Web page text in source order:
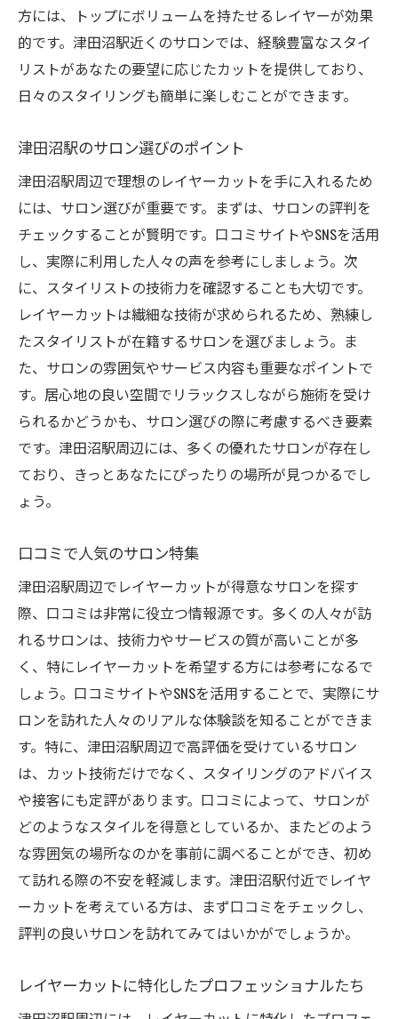
方には、トップにボリュームを持たせるレイヤーが効果
的です。津田沼駅近くのサロンでは、経験豊富なスタイ
リストがあなたの要望に応じたカットを提供しており、
日々のスタイリングも簡単に楽しむことができます。
津田沼駅のサロン選びのポイント
津田沼駅周辺で理想のレイヤーカットを手に入れるため
には、サロン選びが重要です。まずは、サロンの評判を
チェックすることが賢明です。口コミサイトやSNSを活用
し、実際に利用した人々の声を参考にしましょう。次
に、スタイリストの技術力を確認することも大切です。
レイヤーカットは繊細な技術が求められるため、熟練し
たスタイリストが在籍するサロンを選びましょう。ま
た、サロンの雰囲気やサービス内容も重要なポイントで
す。居心地の良い空間でリラックスしながら施術を受け
られるかどうかも、サロン選びの際に考慮するべき要素
です。津田沼駅周辺には、多くの優れたサロンが存在し
ており、きっとあなたにぴったりの場所が見つかるでし
ょう。
口コミで人気のサロン特集
津田沼駅周辺でレイヤーカットが得意なサロンを探す
際、口コミは非常に役立つ情報源です。多くの人々が訪
れるサロンは、技術力やサービスの質が高いことが多
く、特にレイヤーカットを希望する方には参考になるで
しょう。口コミサイトやSNSを活用することで、実際にサ
ロンを訪れた人々のリアルな体験談を知ることができま
す。特に、津田沼駅周辺で高評価を受けているサロン
は、カット技術だけでなく、スタイリングのアドバイス
や接客にも定評があります。口コミによって、サロンが
どのようなスタイルを得意としているか、またどのよう
な雰囲気の場所なのかを事前に調べることができ、初め
て訪れる際の不安を軽減します。津田沼駅付近でレイヤ
ーカットを考えている方は、まず口コミをチェックし、
評判の良いサロンを訪れてみてはいかがでしょうか。
レイヤーカットに特化したプロフェッショナルたち